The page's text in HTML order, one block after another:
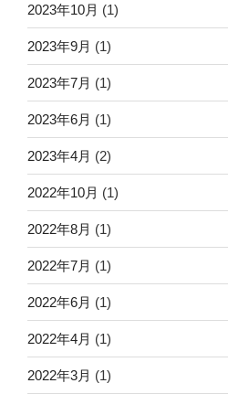
2023年10月 (1)
2023年9月 (1)
2023年7月 (1)
2023年6月 (1)
2023年4月 (2)
2022年10月 (1)
2022年8月 (1)
2022年7月 (1)
2022年6月 (1)
2022年4月 (1)
2022年3月 (1)